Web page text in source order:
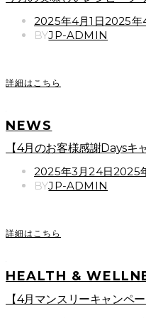
POSTED
ON
2025年4月1日2025年
BYJP-ADMIN
詳細はこちら
NEWS
【4月のお客様感謝Daysキ
POSTED
ON
2025年3月24日2025
BYJP-ADMIN
詳細はこちら
HEALTH &
【4月マンスリーキャンペ